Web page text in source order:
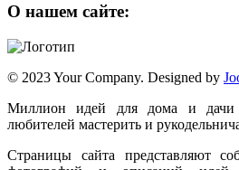
О нашем сайте:
© 2023 Your Company. Designed by
Миллион идей для дома и дачи
любителей мастерить и
Страницы сайта представляют